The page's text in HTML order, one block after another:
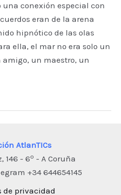
conexión especial con
eran de la arena
hipnótico de las olas
ella, el mar no era solo un
amigo, un maestro, un
AtlanTICs
146 - 6o - A Coruña
+34 644654145
de privacidad